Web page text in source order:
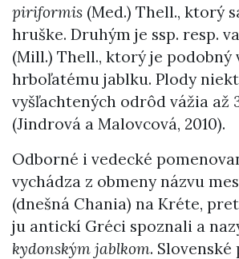
piriformis (Med.) Thell., ktorý
hruške. Druhým je ssp. resp.
(Mill.) Thell., ktorý je podobný
hrboľatému jablku. Plody
vyšľachtených odrôd vážia až
(Jindrová a Malovcová, 2010).
Odborné i vedecké
vychádza z obmeny názvu
(dnešná Chania) na Kréte,
ju antickí Gréci spoznali a
kydonským jablkom.